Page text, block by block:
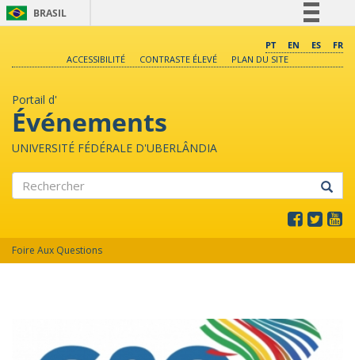
BRASIL
Comunica BR
PT EN ES
FR
ACCESSIBILITÉ
CONTRASTE ÉLEVÉ PLAN DU SITE
Portail d'
Événements
UNIVERSITÉ FÉDÉRALE D'UBERLÂNDIA
Foire Aux Questions